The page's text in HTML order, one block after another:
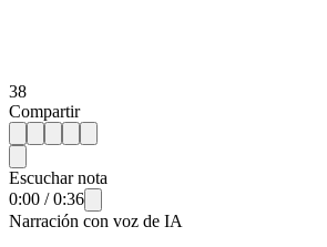
38
Compartir
Escuchar nota
0:00 /0:36
Narración con voz de IA